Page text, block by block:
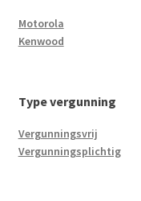
Motorola
Kenwood
Type vergunning
Vergunningsvrij
Vergunningsplichtig